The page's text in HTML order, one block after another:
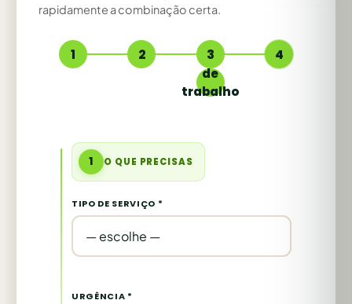
rapidamente a combinação certa.
1 2
3
de
trabalho
4
1 O QUE PRECISAS
TIPO DE SERVIÇO *
URGÊNCIA *